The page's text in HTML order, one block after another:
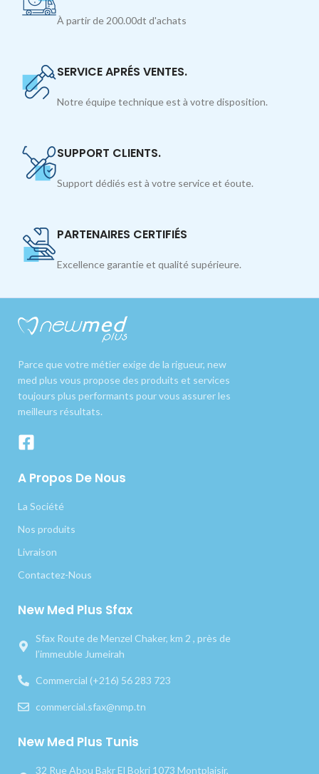
À partir de 200.00dt d'achats
SERVICE APRÉS VENTES.
Notre équipe technique est à votre disposition.
SUPPORT CLIENTS.
Support dédiés est à votre service et éoute.
PARTENAIRES CERTIFIÉS
Excellence garantie et qualité supérieure.
Parce que votre métier exige de la rigueur, new
med plus vous propose des produits et services
toujours plus performants pour vous assurer les
meilleurs résultats.
A Propos De Nous
La Société
Nos produits
Livraison
Contactez-Nous
New Med Plus Sfax
Sfax Route de Menzel Chaker, km 2 , près de
l’immeuble Jumeirah
Commercial (+216) 56 283 723
commercial.sfax@nmp.tn
New Med Plus Tunis
32 Rue Abou Bakr El Bokri 1073 Montplaisir,